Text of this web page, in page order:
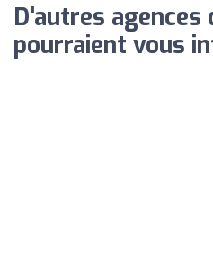
D'autres agences
pourraient vous